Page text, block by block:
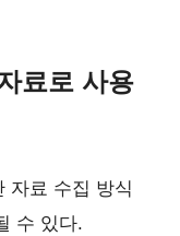
료로 사용
자료 수집 방식
수 있다.